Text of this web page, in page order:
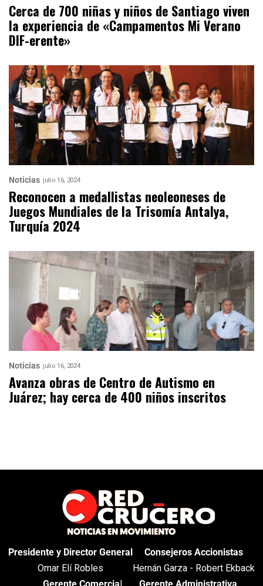
Cerca de 700 niñas y niños de Santiago viven
la experiencia de «Campamentos Mi Verano
DIF-erente»
Noticias julio 16, 2024
Reconocen a medallistas neoleoneses de
Juegos Mundiales de la Trisomía Antalya,
Turquía 2024
Noticias julio 16, 2024
Avanza obras de Centro de Autismo en
Juárez; hay cerca de 400 niños inscritos
Presidente y Director General
Omar Elí Robles
Consejeros Accionistas
Hernán Garza - Robert Ekback